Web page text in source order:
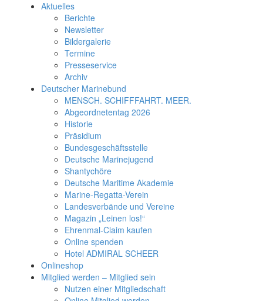
Aktuelles
Berichte
Newsletter
Bildergalerie
Termine
Presseservice
Archiv
Deutscher Marinebund
MENSCH. SCHIFFFAHRT. MEER.
Abgeordnetentag 2026
Historie
Präsidium
Bundesgeschäftsstelle
Deutsche Marinejugend
Shantychöre
Deutsche Maritime Akademie
Marine-Regatta-Verein
Landesverbände und Vereine
Magazin „Leinen los!“
Ehrenmal-Claim kaufen
Online spenden
Hotel ADMIRAL SCHEER
Onlineshop
Mitglied werden – Mitglied sein
Nutzen einer Mitgliedschaft